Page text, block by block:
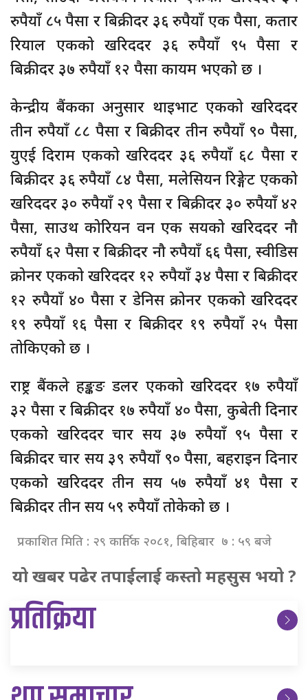
रुपैयाँ ८५ पैसा र बिक्रीदर ३६ रुपैयाँ एक पैसा, कतार
रियाल एकको खरिददर ३६ रुपैयाँ ९५ पैसा र
बिक्रीदर ३७ रुपैयाँ १२ पैसा कायम भएको छ ।
केन्द्रीय बैंकका अनुसार थाइभाट एकको खरिददर
तीन रुपैयाँ ८८ पैसा र बिक्रीदर तीन रुपैयाँ ९० पैसा,
युएई दिराम एकको खरिददर ३६ रुपैयाँ ६८ पैसा र
बिक्रीदर ३६ रुपैयाँ ८४ पैसा, मलेसियन रिङ्गेट एकको
खरिददर ३० रुपैयाँ २९ पैसा र बिक्रीदर ३० रुपैयाँ ४२
पैसा, साउथ कोरियन वन एक सयको खरिददर नौ
रुपैयाँ ६२ पैसा र बिक्रीदर नौ रुपैयाँ ६६ पैसा, स्वीडिस
क्रोनर एकको खरिददर १२ रुपैयाँ ३४ पैसा र बिक्रीदर
१२ रुपैयाँ ४० पैसा र डेनिस क्रोनर एकको खरिददर
१९ रुपैयाँ १६ पैसा र बिक्रीदर १९ रुपैयाँ २५ पैसा
तोकिएको छ ।
राष्ट्र बैंकले हङ्कङ डलर एकको खरिददर १७ रुपैयाँ
३२ पैसा र बिक्रीदर १७ रुपैयाँ ४० पैसा, कुबेती दिनार
एकको खरिददर चार सय ३७ रुपैयाँ ९५ पैसा र
बिक्रीदर चार सय ३९ रुपैयाँ ९० पैसा, बहराइन दिनार
एकको खरिददर तीन सय ५७ रुपैयाँ ४१ पैसा र
बिक्रीदर तीन सय ५९ रुपैयाँ तोकेको छ ।
प्रकाशित मिति : २९ कार्तिक २०८१, बिहिबार ७ : ५९ बजे
यो खबर पढेर तपाईलाई कस्तो महसुस भयो ?
प्रतिक्रिया